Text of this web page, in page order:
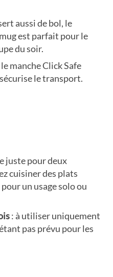
aussi de bol, le
est parfait pour le
du soir.
manche Click Safe
le transport.
juste pour deux
cuisiner des plats
un usage solo ou
: à utiliser uniquement
pas prévu pour les